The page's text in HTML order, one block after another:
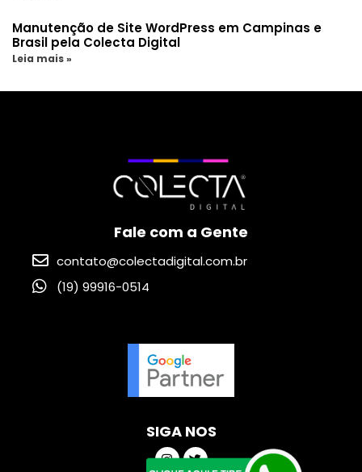
Manutenção de Site WordPress em Campinas e
Brasil pela Colecta Digital
Leia mais »
Fale com a Gente
contato@colectadigital.com.br
(19) 99916-0514
SIGA NOS